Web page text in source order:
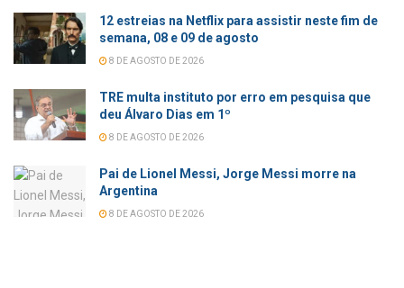
12 estreias na Netflix para assistir neste fim de
semana, 08 e 09 de agosto
8 DE AGOSTO DE 2026
TRE multa instituto por erro em pesquisa que
deu Álvaro Dias em 1º
8 DE AGOSTO DE 2026
Pai de Lionel Messi, Jorge Messi morre na
Argentina
8 DE AGOSTO DE 2026